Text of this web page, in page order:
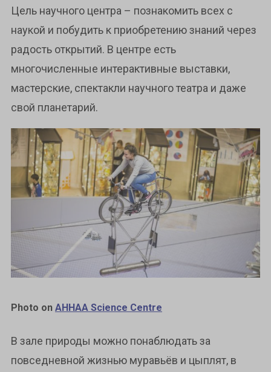
Цель научного центра – познакомить всех с
наукой и побудить к приобретению знаний через
радость открытий. В центре есть
многочисленные интерактивные выставки,
мастерские, спектакли научного театра и даже
свой планетарий.
Photo on AHHAA Science Centre
В зале природы можно понаблюдать за
повседневной жизнью муравьёв и цыплят, в